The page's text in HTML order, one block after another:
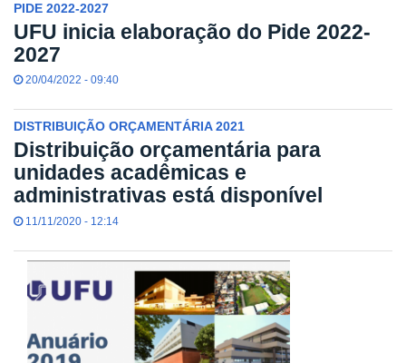
PIDE 2022-2027
UFU inicia elaboração do Pide 2022-
2027
20/04/2022 - 09:40
DISTRIBUIÇÃO ORÇAMENTÁRIA 2021
Distribuição orçamentária para
unidades acadêmicas e
administrativas está disponível
11/11/2020 - 12:14